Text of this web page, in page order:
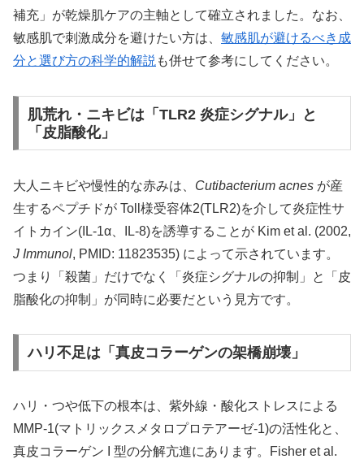
補充」が乾燥肌ケアの主軸として確立されました。なお、
敏感肌で刺激成分を避けたい方は、 敏感肌が避けるべき成
分と選び方の科学的解説 も併せて参考にしてください。
肌荒れ・ニキビは「TLR2 炎症シグナル」と
「皮脂酸化」
大人ニキビや慢性的な赤みは、 Cutibacterium acnes が産
生するペプチドが Toll様受容体2(TLR2)を介して炎症性サ
イトカイン(IL-1α、IL-8)を誘導することが Kim et al. (2002,
J Immunol, PMID: 11823535) によって示されています。
つまり「殺菌」だけでなく「炎症シグナルの抑制」と「皮
脂酸化の抑制」が同時に必要だという見方です。
ハリ不足は「真皮コラーゲンの架橋崩壊」
ハリ・つや低下の根本は、紫外線・酸化ストレスによる
MMP-1(マトリックスメタロプロテアーゼ-1)の活性化と、
真皮コラーゲン I 型の分解亢進にあります。Fisher et al.